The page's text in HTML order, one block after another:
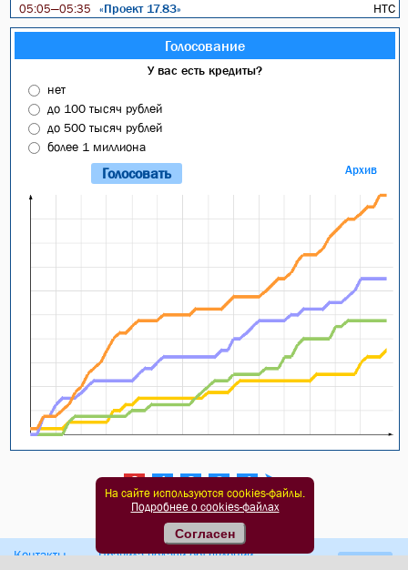
05:05—05:35 «Проект 17.83» НТС
Голосование
У вас есть кредиты?
нет
до 100 тысяч рублей
до 500 тысяч рублей
более 1 миллиона
Архив
0 1 2 3 4
Погода в Симферополе
Контакты
Правила подачи объявлений
На сайте используются cookies-файлы.
Подробнее о cookies-файлах
Согласен